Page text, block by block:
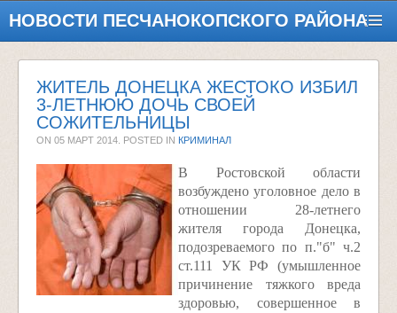
НОВОСТИ ПЕСЧАНОКОПСКОГО РАЙОНА
ЖИТЕЛЬ ДОНЕЦКА ЖЕСТОКО ИЗБИЛ
3-ЛЕТНЮЮ ДОЧЬ СВОЕЙ
СОЖИТЕЛЬНИЦЫ
ON 05 МАРТ 2014 . POSTED IN КРИМИНАЛ
В Ростовской области
возбуждено уголовное дело в
отношении 28-летнего
жителя города Донецка,
подозреваемого по п."б" ч.2
ст.111 УК РФ (умышленное
причинение тяжкого вреда
здоровью, совершенное в